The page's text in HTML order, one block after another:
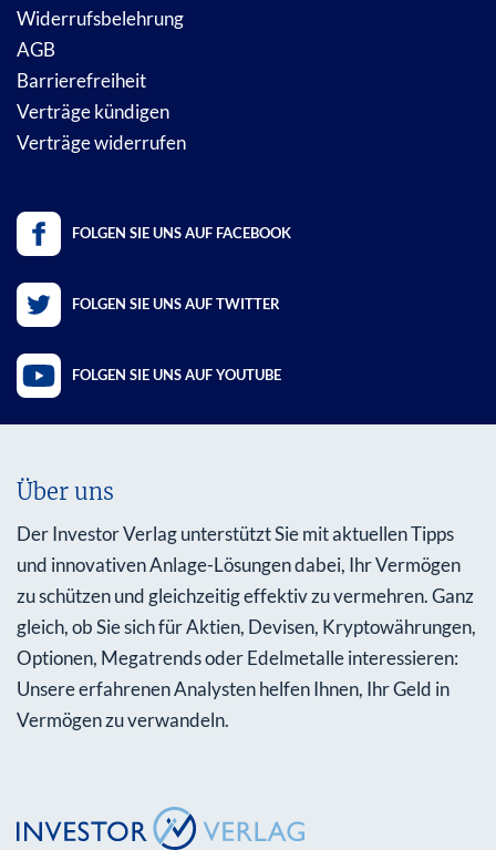
Widerrufsbelehrung
AGB
Barrierefreiheit
Verträge kündigen
Verträge widerrufen
FOLGEN SIE UNS AUF FACEBOOK
FOLGEN SIE UNS AUF TWITTER
FOLGEN SIE UNS AUF YOUTUBE
Über uns
Der Investor Verlag unterstützt Sie mit aktuellen Tipps
und innovativen Anlage-Lösungen dabei, Ihr Vermögen
zu schützen und gleichzeitig effektiv zu vermehren. Ganz
gleich, ob Sie sich für Aktien, Devisen, Kryptowährungen,
Optionen, Megatrends oder Edelmetalle interessieren:
Unsere erfahrenen Analysten helfen Ihnen, Ihr Geld in
Vermögen zu verwandeln.